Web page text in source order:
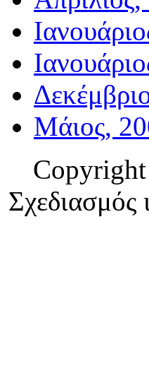
Μάιος,